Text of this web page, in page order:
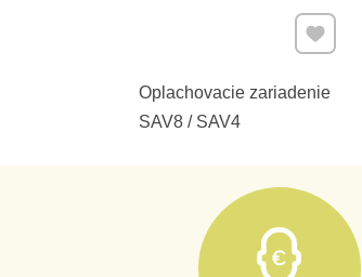
Oplachovacie zariadenie
SAV8 / SAV4
Pridať k